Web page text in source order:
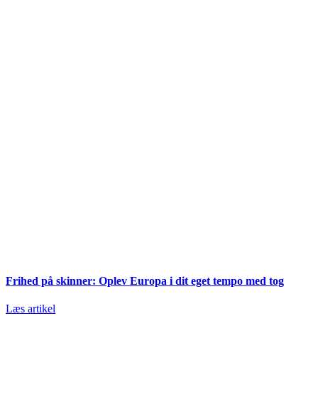
Frihed på skinner: Oplev Europa i dit eget tempo med tog
Læs artikel